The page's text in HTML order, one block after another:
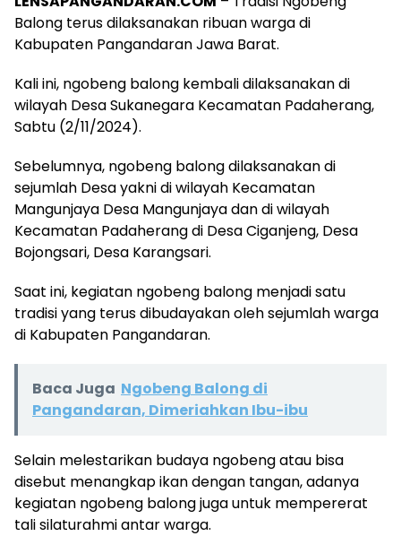
Balong terus dilaksanakan ribuan warga di
Kabupaten Pangandaran Jawa Barat.
Kali ini, ngobeng balong kembali dilaksanakan di
wilayah Desa Sukanegara Kecamatan Padaherang,
Sabtu (2/11/2024).
Sebelumnya, ngobeng balong dilaksanakan di
sejumlah Desa yakni di wilayah Kecamatan
Mangunjaya Desa Mangunjaya dan di wilayah
Kecamatan Padaherang di Desa Ciganjeng, Desa
Bojongsari, Desa Karangsari.
Saat ini, kegiatan ngobeng balong menjadi satu
tradisi yang terus dibudayakan oleh sejumlah warga
di Kabupaten Pangandaran.
Baca Juga Ngobeng Balong di
Pangandaran, Dimeriahkan Ibu-ibu
Selain melestarikan budaya ngobeng atau bisa
disebut menangkap ikan dengan tangan, adanya
kegiatan ngobeng balong juga untuk mempererat
tali silaturahmi antar warga.